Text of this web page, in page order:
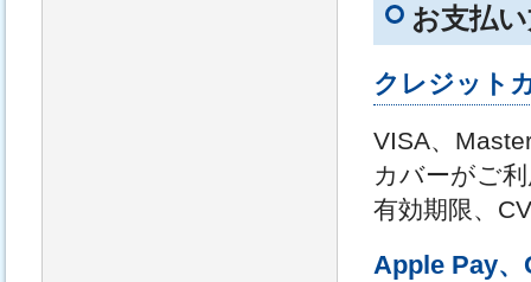
お支払
クレジット
VISA、
カバーがご
有効期限、
Apple Pay